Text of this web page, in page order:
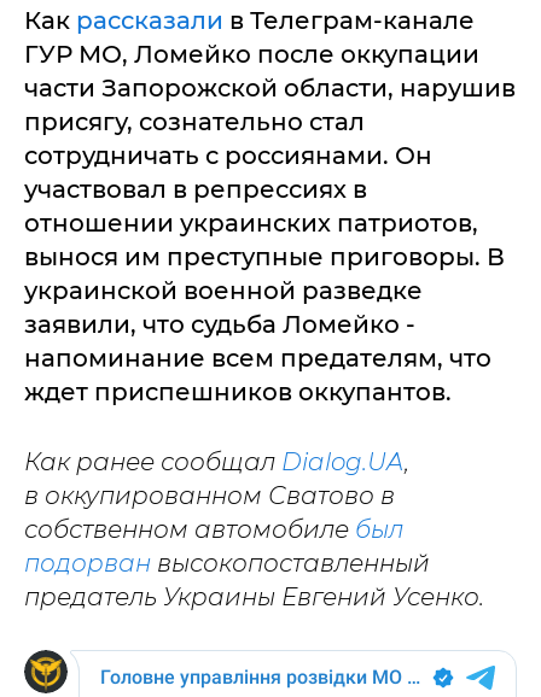
Как рассказали в Телеграм-канале
ГУР МО, Ломейко после оккупации
части Запорожской области, нарушив
присягу, сознательно стал
сотрудничать с россиянами. Он
участвовал в репрессиях в
отношении украинских патриотов,
вынося им преступные приговоры. В
украинской военной разведке
заявили, что судьба Ломейко -
напоминание всем предателям, что
ждет приспешников оккупантов.
Как ранее сообщал Dialog.UA,
в оккупированном Сватово в
собственном автомобиле был
подорван высокопоставленный
предатель Украины Евгений Усенко.